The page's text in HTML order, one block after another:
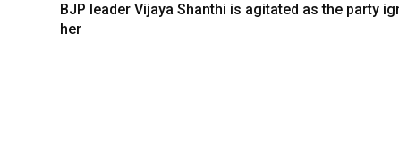
BJP leader Vijaya Shanthi is agitated as the party
her